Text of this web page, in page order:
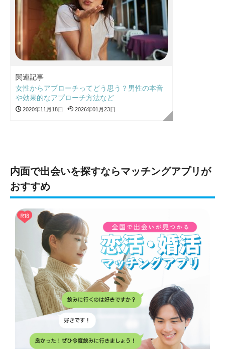
関連記事
女性からアプローチってどう思う？男性の本音
や効果的なアプローチ方法など
2020年11月18日 2026年01月23日
内面で出会いを探すならマッチングアプリが
おすすめ